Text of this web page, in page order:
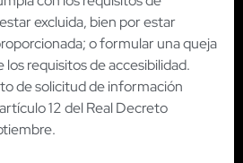
excluida, bien por estar
o formular una queja
requisitos de accesibilidad.
de solicitud de información
12 del Real Decreto